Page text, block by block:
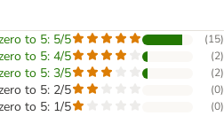
to 5: 5/5 (15)
to 5: 4/5 (2)
to 5: 3/5 (2)
to 5: 2/5 (0)
to 5: 1/5 (0)